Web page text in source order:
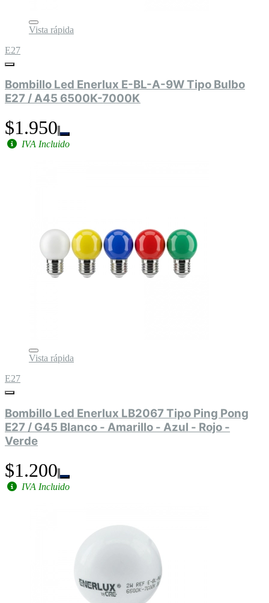
Vista rápida
E27
Bombillo Led Enerlux E-BL-A-9W Tipo Bulbo
E27 / A45 6500K-7000K
$1.950
IVA Incluido
Vista rápida
E27
Bombillo Led Enerlux LB2067 Tipo Ping Pong
E27 / G45 Blanco - Amarillo - Azul - Rojo -
Verde
$1.200
IVA Incluido